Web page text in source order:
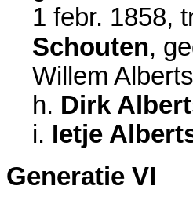
1 febr. 1858,
Schouten,
Willem
h. Dirk
i. Ietje
Generatie VI